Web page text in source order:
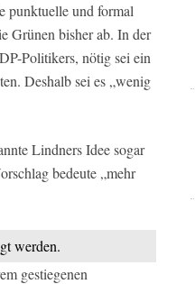
punktuelle und formal
Grünen bisher ab. In der
Politikers, nötig sei ein
Deshalb sei es „wenig
Lindners Idee sogar
bedeute „mehr
werden.
gestiegenen